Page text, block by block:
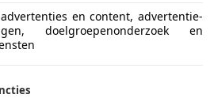
oudere versies hebben
zeldzaamheidswaardeen
buidel tasten als ze in goed
en een lage kilometerstand
dat voertuigen de grens van
en content, advertentie-
doelgroepenonderzoek en